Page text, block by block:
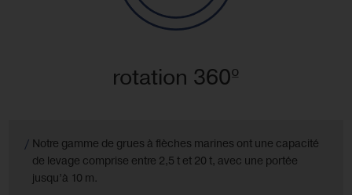
rotation 360º
Notre gamme de grues à flèches marines ont une capacité
de levage comprise entre 2,5 t et 20 t, avec une portée
jusqu’à 10 m.